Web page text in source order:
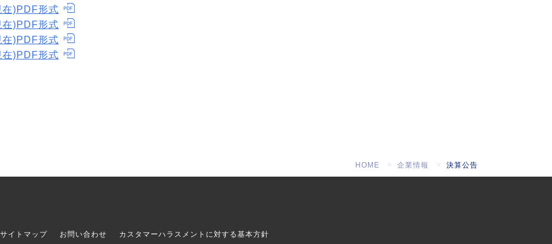
)PDF形式
)PDF形式
)PDF形式
)PDF形式
HOME 企業情報 決算公告
サイトマップ お問い合わせ カスタマーハラスメントに対する基本方針